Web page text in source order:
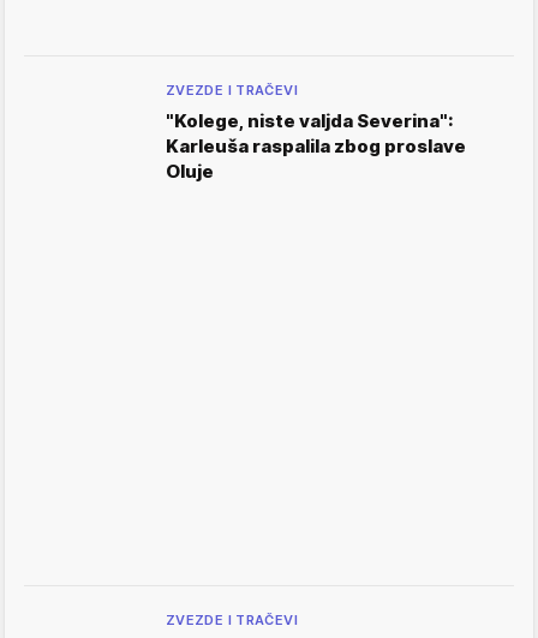
ZVEZDE I TRAČEVI
"Kolege, niste valjda Severina":
Karleuša raspalila zbog proslave
Oluje
ZVEZDE I TRAČEVI